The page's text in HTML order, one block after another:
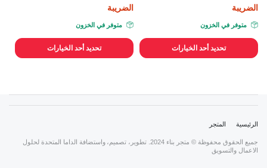
الضريبة
متوفر في الخزون
تحديد أحد الخيارات
الضريبة
متوفر في الخزون
تحديد أحد الخيارات
الرئيسية المتجر
جميع الحقوق محفوظة © متجر بناء 2024. تطوير، تصميم، واستضافة الداما المتحدة لحلول
الاعمال والتسويق